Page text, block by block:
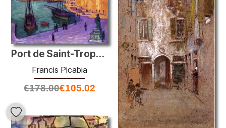
Port de Saint-Tropez, Effet du soir
Francis Picabia
€178.00€105.02